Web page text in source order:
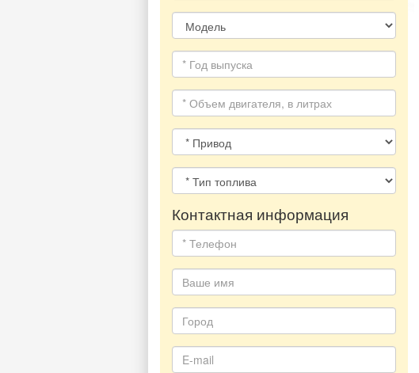
Контактная информация